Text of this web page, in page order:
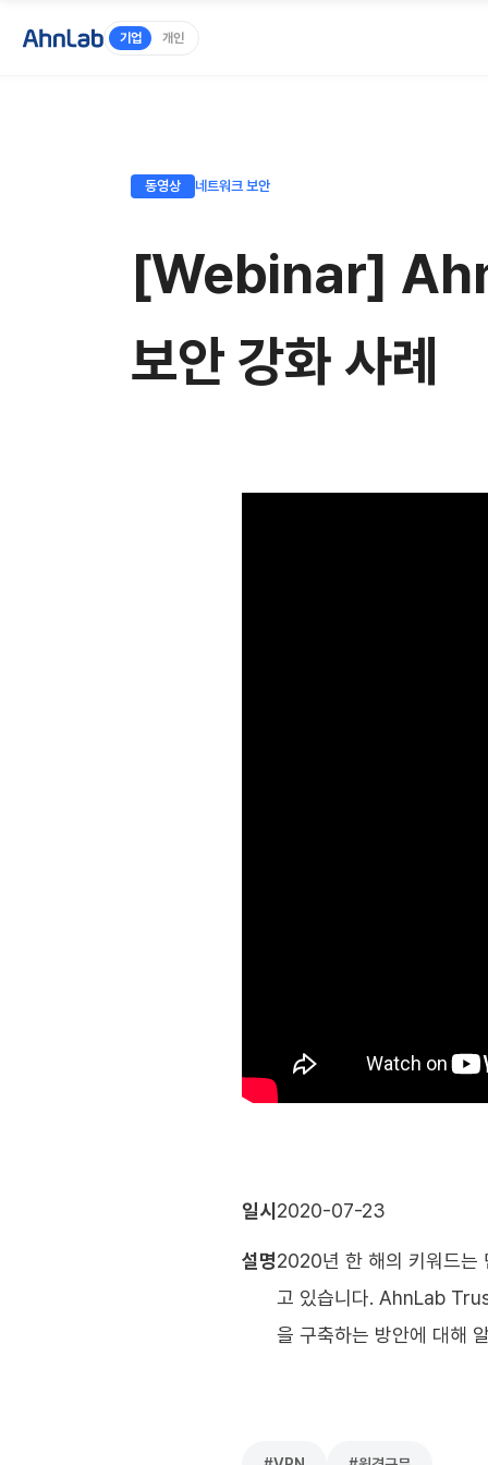
기업 개인
동영상 네트워크 보안
[Webinar]
보안 강화 사례
일시
설명
2020-07-23
2020년 한 해의 키워드는
고 있습니다. AhnLab
을 구축하는 방안에 대해